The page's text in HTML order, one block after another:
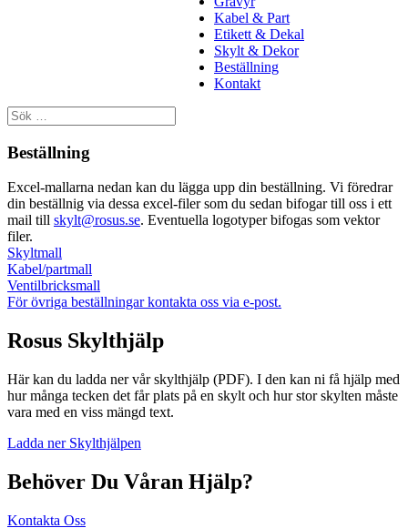
Kabel & Part
Etikett & Dekal
Skylt & Dekor
Beställning
Kontakt
Beställning
Excel-mallarna nedan kan du lägga upp din beställning. Vi föredrar
din beställnig via dessa excel-filer som du sedan bifogar till oss i ett
mail till skylt@rosus.se. Eventuella logotyper bifogas som vektor
filer.
Skyltmall
Kabel/partmall
Ventilbricksmall
För övriga beställningar kontakta oss via e-post.
Rosus Skylthjälp
Här kan du ladda ner vår skylthjälp (PDF). I den kan ni få hjälp med
hur många tecken det får plats på en skylt och hur stor skylten måste
vara med en viss mängd text.
Ladda ner Skylthjälpen
Behöver Du Våran Hjälp?
Kontakta Oss